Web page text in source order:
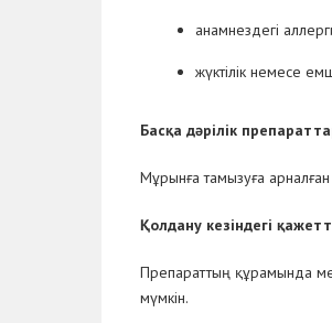
анамнездегі
жүктілік немесе
Басқа дәрілік
Мұрынға тамызуға
Қолдану кезіндегі
Препараттың құрамында
мүмкін.